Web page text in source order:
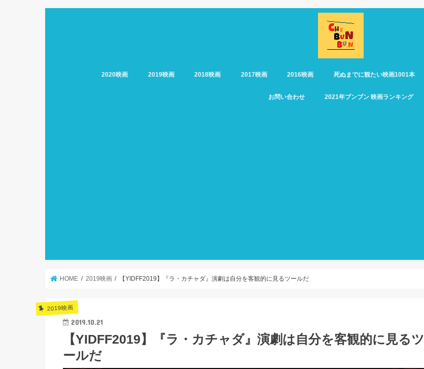
2020映画 2019映画 2018映画 2017映画 2016映画 死ぬまでに観たい映画1001本
お問い合わせ 2021年ブンブン 映画ランキング
HOME 2019映画 【YIDFF2019】『ラ・カチャダ』演劇は自分を客観的に見るツールだ
2019映画
2019.10.21
【YIDFF2019】『ラ・カチャダ』演劇は自分を客観的に見るツ
ールだ